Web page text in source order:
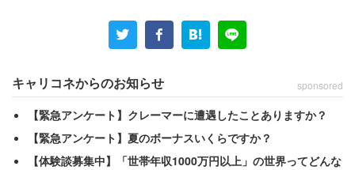
キャリコネからのお知らせ sponsored
【緊急アンケート】クレーマーに遭遇したことありますか？
【緊急アンケート】夏のボーナスいくらですか？
【体験談募集中】「世帯年収1000万円以上」の世界ってどんな